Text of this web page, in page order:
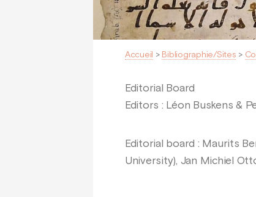
Accueil > Bibliographie/Sites >
Editorial Board
Editors : Léon Buskens &
Editorial board : Maurits
University), Jan Michiel